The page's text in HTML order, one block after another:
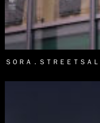
ＳＯＲＡ．ＳＴＲＥＥＴＳＡ